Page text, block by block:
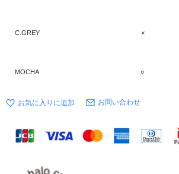
C.GREY ×
MOCHA ○
お問い合わせ